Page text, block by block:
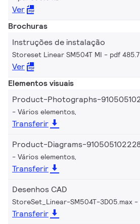
Ver
Brochuras
Instruções de instalação
Storeset Linear SM504T MI pdf
Ver
Elementos visuais
Product-Photographs-
Vários elementos,
Transferir
Product-Diagrams-
Vários elementos,
Transferir
Desenhos CAD
StoreSet_Linear-SM504T-3D05.max
Transferir